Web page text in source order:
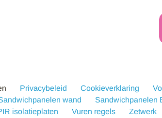
Privacybeleid Cookieverklaring
wand Sandwichpanelen
isolatieplaten
Vuren regels Zetwerk